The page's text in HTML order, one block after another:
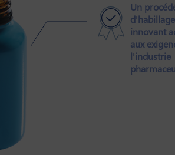
Un
d'habillage
innovant
aux
l'industrie